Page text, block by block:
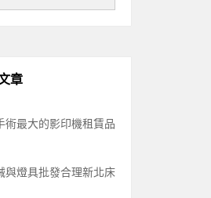
章
術最大的影印機租賃品
與燈具批發合理新北床